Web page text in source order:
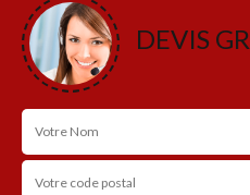
DEVIS